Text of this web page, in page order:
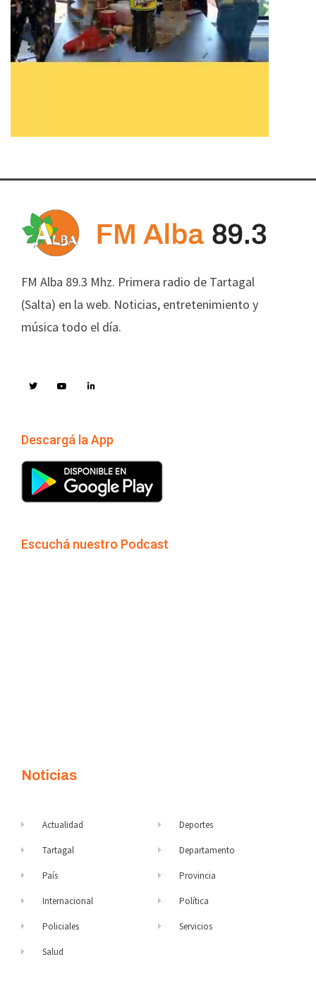
FM Alba 89.3 Mhz. Primera radio de Tartagal
(Salta) en la web. Noticias, entretenimiento y
música todo el día.
Descargá la App
Escuchá nuestro Podcast
Noticias
Actualidad
Tartagal
País
Internacional
Policiales
Salud
Deportes
Departamento
Provincia
Política
Servicios